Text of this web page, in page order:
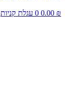
0.00 ₪
0 עגלת קניות